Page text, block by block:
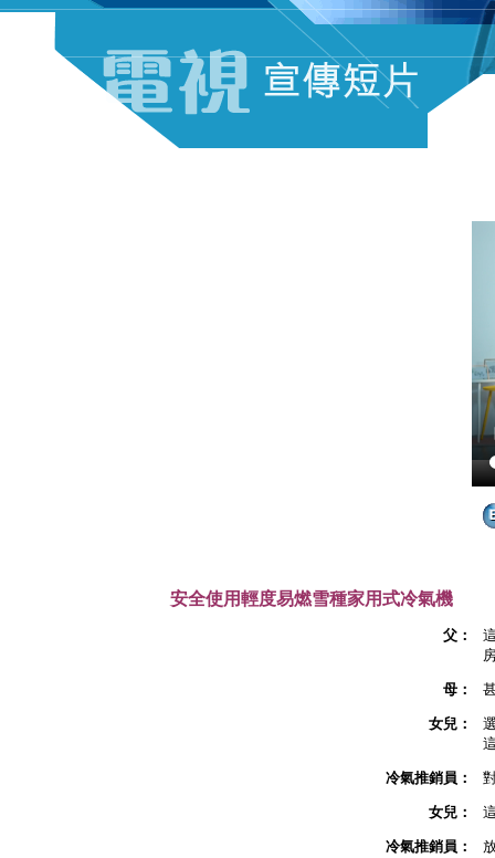
安全使用輕度易燃雪種家用式冷氣機
父：
母：
女兒：
冷氣推銷員：
女兒：
冷氣推銷員：